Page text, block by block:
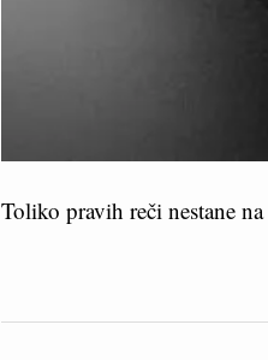
Toliko pravih reči nestane